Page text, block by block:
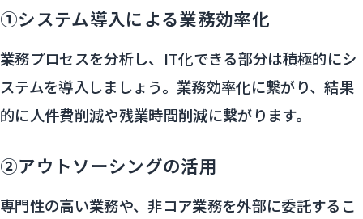
①システム導入による業務効率化
業務プロセスを分析し、IT化できる部分は積極的にシ
ステムを導入しましょう。業務効率化に繋がり、結果
的に人件費削減や残業時間削減に繋がります。
②アウトソーシングの活用
専門性の高い業務や、非コア業務を外部に委託するこ